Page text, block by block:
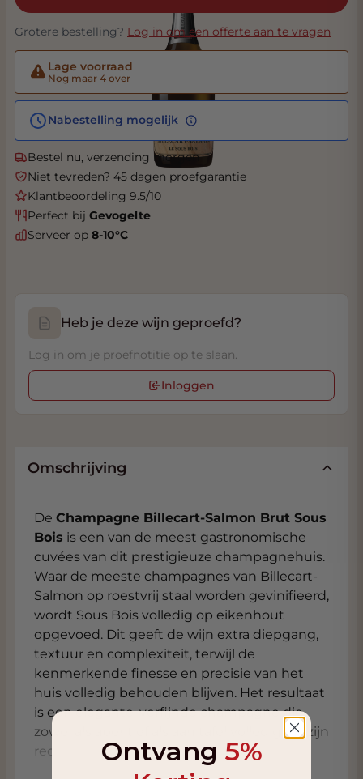
Grotere bestelling? Log in om een offerte aan te vragen
Lage voorraad
Nog maar 4 over
Nabestelling mogelijk
Bestel nu, verzending morgen
Niet tevreden? 45 dagen proefgarantie
Klantbeoordeling 9.5/10
Perfect bij Gevogelte
Serveer op 8-10°C
Heb je deze wijn geproefd?
Log in om je proefnotitie op te slaan.
Inloggen
Omschrijving
De Champagne Billecart-Salmon Brut Sous
Bois is een van de meest gastronomische
cuvées van dit prestigieuze champagnehuis.
Waar de meeste champagnes van Billecart-
Salmon op roestvrij staal worden gevinifieerd,
wordt Sous Bois volledig op eikenhout
opgevoed. Dit geeft de wijn extra diepgang,
textuur en complexiteit, terwijl de
kenmerkende finesse en precisie van het
huis volledig behouden blijven. Het resultaat
is een elegante, verfijnde champagne die
zowel als aperitief als aan tafel volledig tot zijn
recht komt.Ontvang 5%